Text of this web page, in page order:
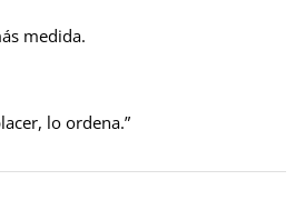
medida.
lo ordena.”